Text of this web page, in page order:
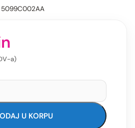
a)
U KORPU